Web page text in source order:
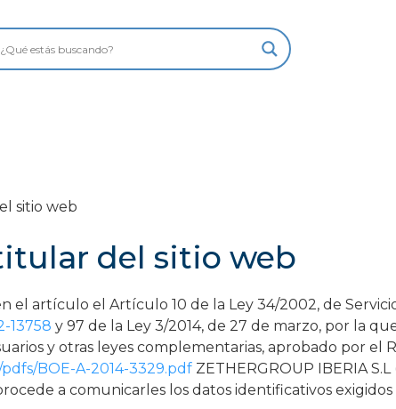
sitio web
del sitio web
artículo el Artículo 10 de la Ley 34/2002, de
13758 y 97 de la Ley 3/2014, de 27 de marzo, por la
y otras leyes complementarias, aprobado por el
BOE-A-2014-3329.pdf ZETHERGROUP IBERIA
a comunicarles los datos identificativos